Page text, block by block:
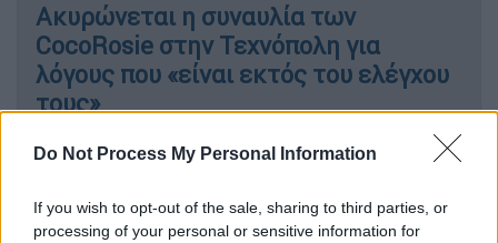
Do Not Process My Personal Information
If you wish to opt-out of the sale, sharing to third parties, or
processing of your personal or sensitive information for
Ακυρώνεται η συναυλία των
CocoRosie στην Τεχνόπολη για
λόγους που «είναι εκτός του ελέγχου
τους»
Η τεράστια ζήτηση